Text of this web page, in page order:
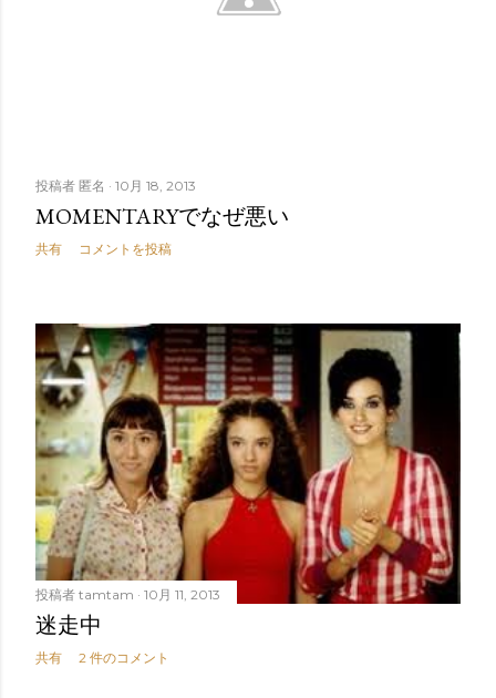
投稿者 匿名 10月 18, 2013
MOMENTARYでなぜ悪い
共有 コメントを投稿
投稿者 tamtam 10月 11, 2013
迷走中
共有 2 件のコメント